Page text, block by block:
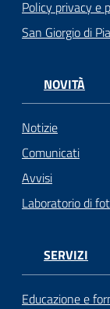
Policy privacy e
San Giorgio di
NOVITÀ
Notizie
Comunicati
Avvisi
Laboratorio di
SERVIZI
Educazione e